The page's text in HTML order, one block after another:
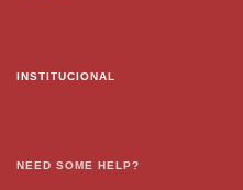
INSTITUCIONAL
NEED SOME HELP?